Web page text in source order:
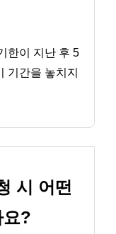
한이 지난 후 5
기간을 놓치지
시 어떤
요?